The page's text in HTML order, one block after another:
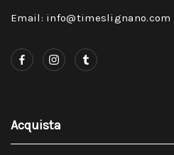
Email: info@timeslignano.com
Acquista